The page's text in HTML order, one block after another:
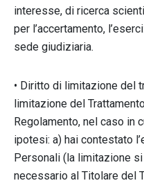
interesse, di ricerca
per l’accertamento,
sede giudiziaria.
• Diritto di limitazione del
limitazione del
Regolamento, nel caso in
ipotesi: a) hai contestato
Personali (la limitazione
necessario al Titolare del